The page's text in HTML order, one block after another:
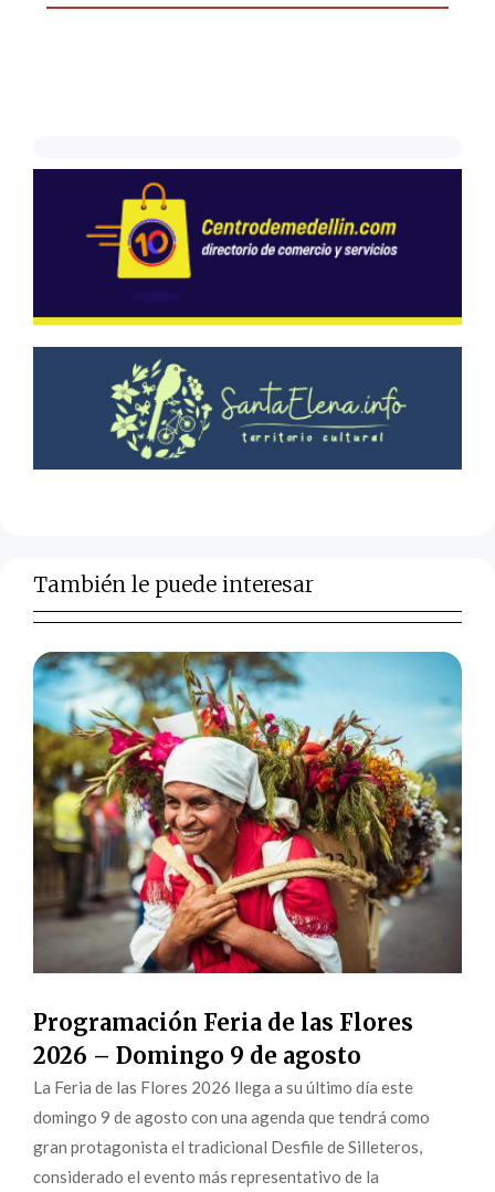
También le puede interesar
Programación Feria de las Flores
2026 – Domingo 9 de agosto
La Feria de las Flores 2026 llega a su último día este
domingo 9 de agosto con una agenda que tendrá como
gran protagonista el tradicional Desfile de Silleteros,
considerado el evento más representativo de la